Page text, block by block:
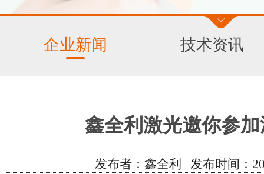
企业新闻 技术资讯
鑫全利激光邀你参
发布者：鑫全利 发布时间：